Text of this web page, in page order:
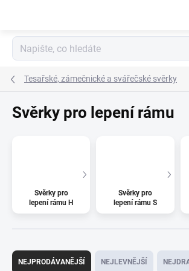
Tesařské, zámečnické a svářečské svěrky
Svěrky pro lepení rámu
Svěrky pro
lepení rámu H
Svěrky pro
lepení rámu S
Ř
NEJPRODÁVANĚJŠÍ NEJLEVNĚJŠÍ